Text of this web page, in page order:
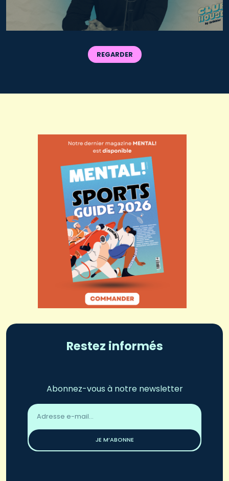
REGARDER
Restez informés
Abonnez-vous à notre newsletter
Adresse
email
JE M’ABONNE